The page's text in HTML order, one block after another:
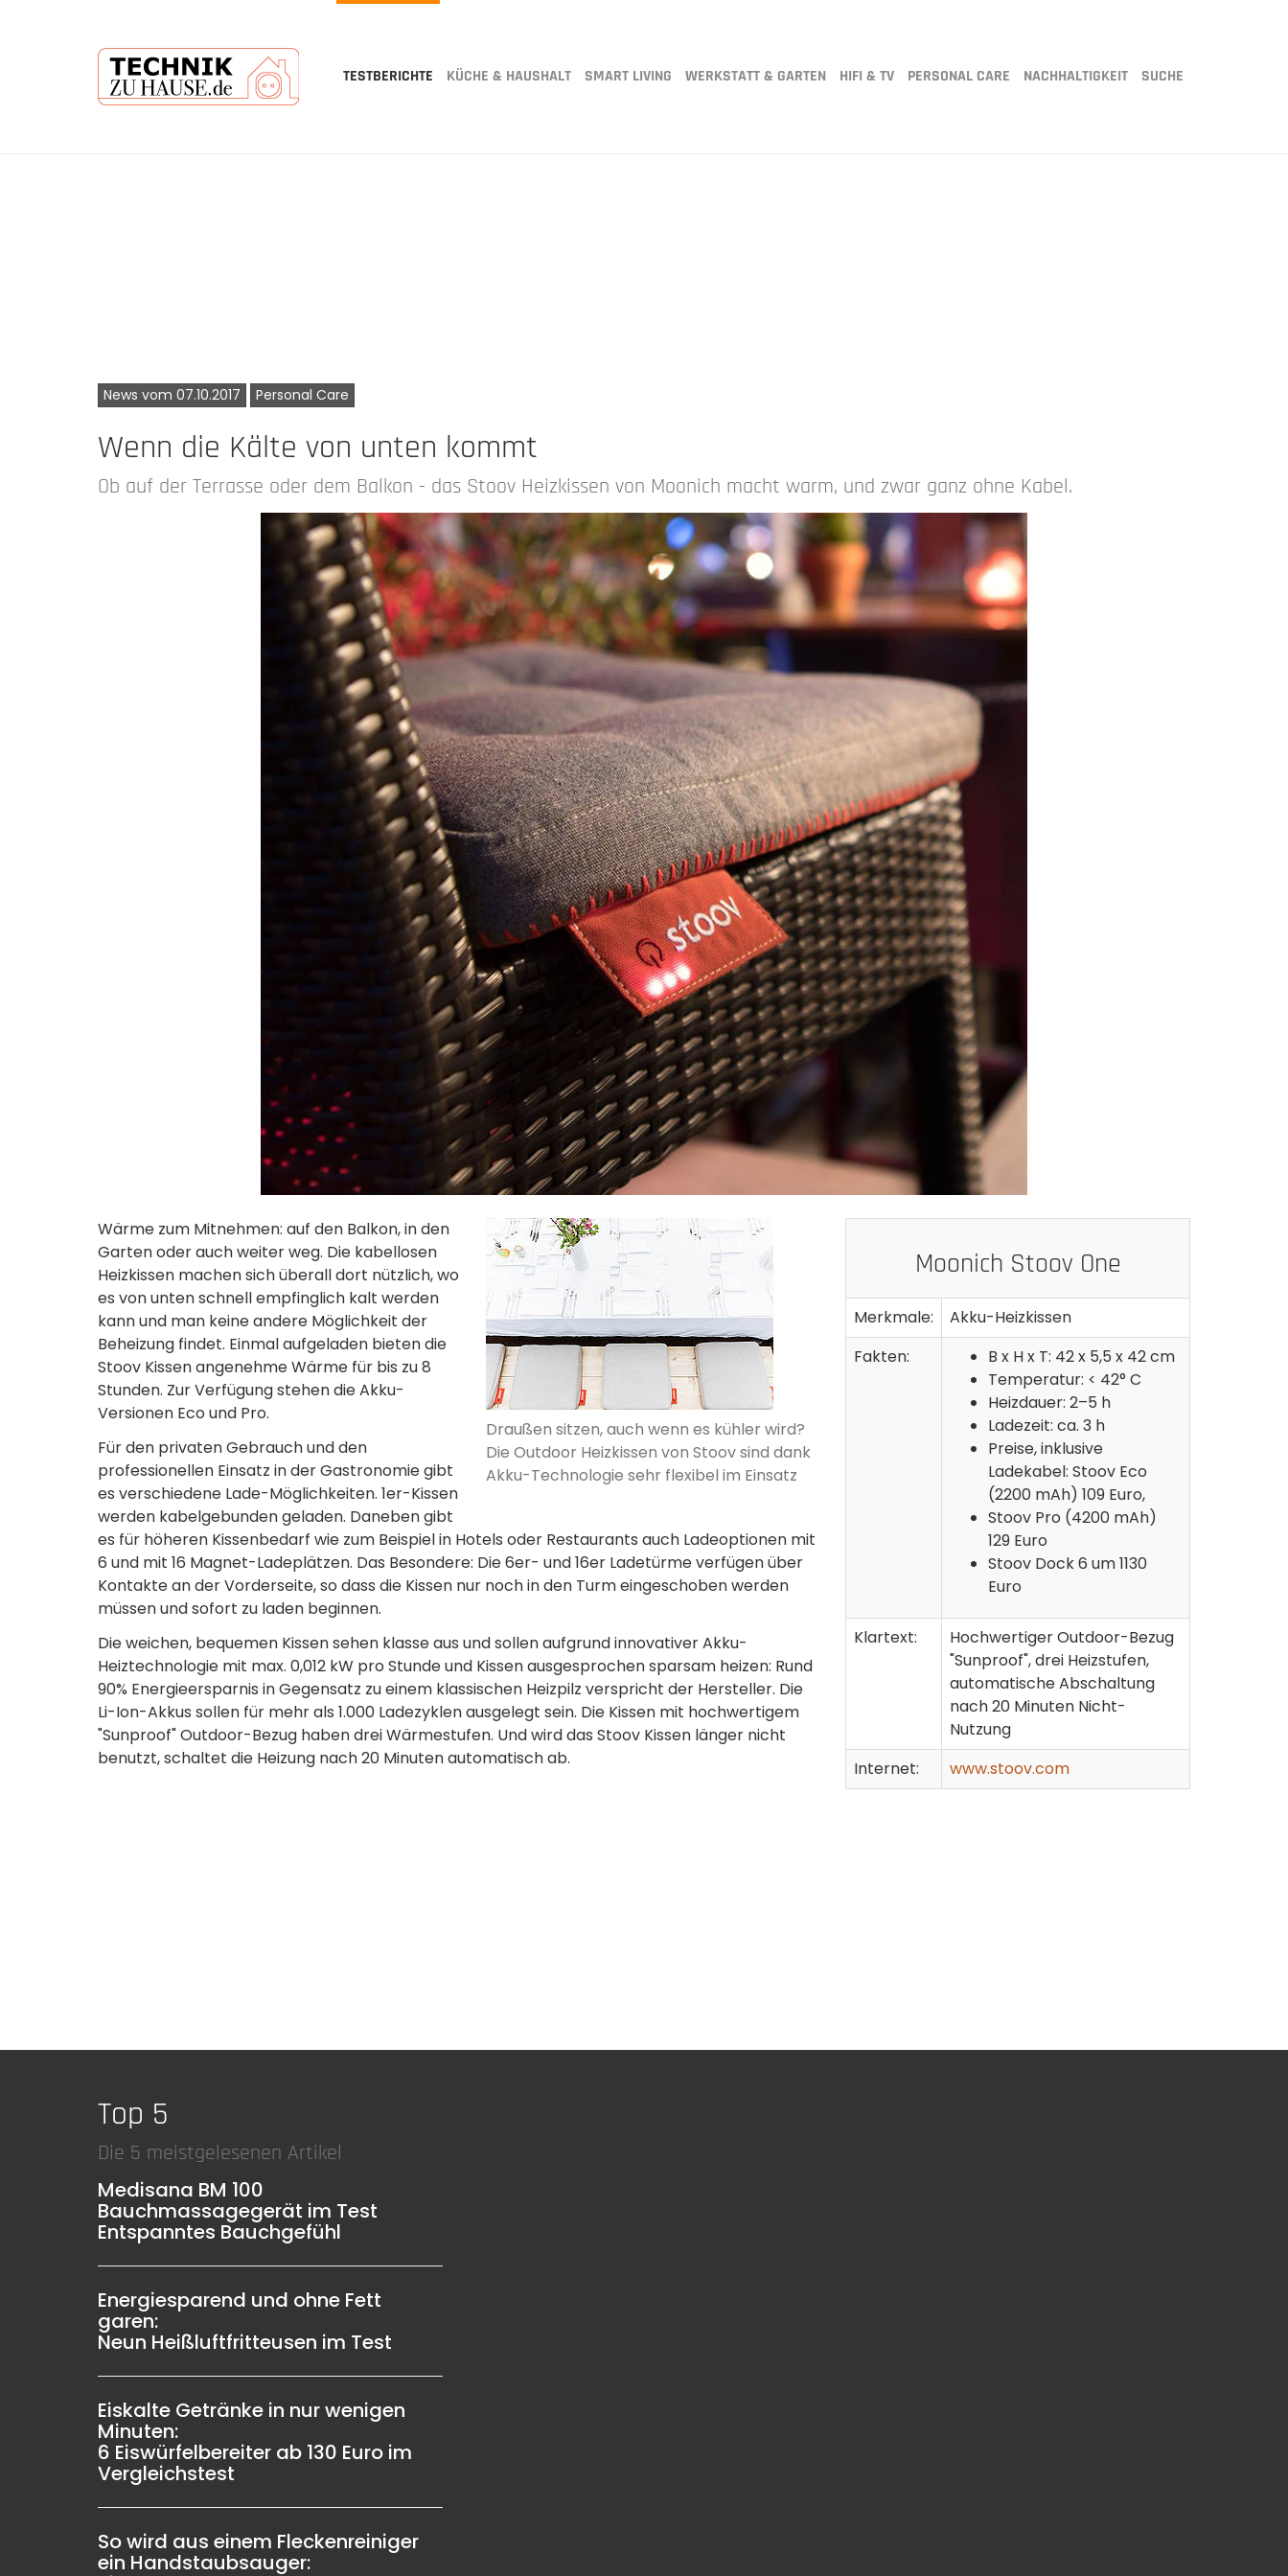
TESTBERICHTE KÜCHE & HAUSHALT SMART LIVING WERKSTATT & GARTEN HIFI & TV PERSONAL CARE NACHHALTIGKEIT SUCHE
News vom 07.10.2017 Personal Care
Wenn die Kälte von unten kommt
Ob auf der Terrasse oder dem Balkon - das Stoov Heizkissen von Moonich macht warm, und zwar ganz ohne Kabel.
Draußen sitzen, auch wenn es kühler wird?
Die Outdoor Heizkissen von Stoov sind dank
Akku-Technologie sehr flexibel im Einsatz
Wärme zum Mitnehmen: auf den Balkon, in den
Garten oder auch weiter weg. Die kabellosen
Heizkissen machen sich überall dort nützlich, wo
es von unten schnell empfinglich kalt werden
kann und man keine andere Möglichkeit der
Beheizung findet. Einmal aufgeladen bieten die
Stoov Kissen angenehme Wärme für bis zu 8
Stunden. Zur Verfügung stehen die Akku-
Versionen Eco und Pro.
Für den privaten Gebrauch und den
professionellen Einsatz in der Gastronomie gibt
es verschiedene Lade-Möglichkeiten. 1er-Kissen
werden kabelgebunden geladen. Daneben gibt
es für höheren Kissenbedarf wie zum Beispiel in Hotels oder Restaurants auch Ladeoptionen mit
6 und mit 16 Magnet-Ladeplätzen. Das Besondere: Die 6er- und 16er Ladetürme verfügen über
Kontakte an der Vorderseite, so dass die Kissen nur noch in den Turm eingeschoben werden
müssen und sofort zu laden beginnen.
Die weichen, bequemen Kissen sehen klasse aus und sollen aufgrund innovativer Akku-
Heiztechnologie mit max. 0,012 kW pro Stunde und Kissen ausgesprochen sparsam heizen: Rund
90% Energieersparnis in Gegensatz zu einem klassischen Heizpilz verspricht der Hersteller. Die
Li-Ion-Akkus sollen für mehr als 1.000 Ladezyklen ausgelegt sein. Die Kissen mit hochwertigem
"Sunproof" Outdoor-Bezug haben drei Wärmestufen. Und wird das Stoov Kissen länger nicht
benutzt, schaltet die Heizung nach 20 Minuten automatisch ab.
Moonich Stoov One
Merkmale:
Akku-Heizkissen
Fakten:
B x H x T: 42 x 5,5 x 42 cm
Temperatur: < 42° C
Heizdauer: 2–5 h
Ladezeit: ca. 3 h
Preise, inklusive
Ladekabel: Stoov Eco
(2200 mAh) 109 Euro,
Stoov Pro (4200 mAh)
129 Euro
Stoov Dock 6 um 1130
Euro
Klartext:
Hochwertiger Outdoor-Bezug
"Sunproof", drei Heizstufen,
automatische Abschaltung
nach 20 Minuten Nicht-
Nutzung
Internet:
www.stoov.com
Top 5
Die 5 meistgelesenen Artikel
Medisana BM 100
Bauchmassagegerät im Test
Entspanntes Bauchgefühl
Energiesparend und ohne Fett
garen:
Neun Heißluftfritteusen im Test
Eiskalte Getränke in nur wenigen
Minuten:
6 Eiswürfelbereiter ab 130 Euro im
Vergleichstest
So wird aus einem Fleckenreiniger
ein Handstaubsauger: